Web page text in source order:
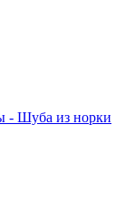
- Шуба из норки